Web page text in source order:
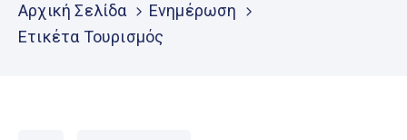
Το
Νησί
Αρχική Σελίδα
Ενημέρωση
Ετικέτα Τουρισμός